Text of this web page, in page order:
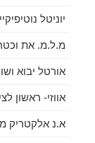
יוניטל
מ.ל.מ. את
אורטל יבוא
אווזי- ראשון
א.נ אלקטריק